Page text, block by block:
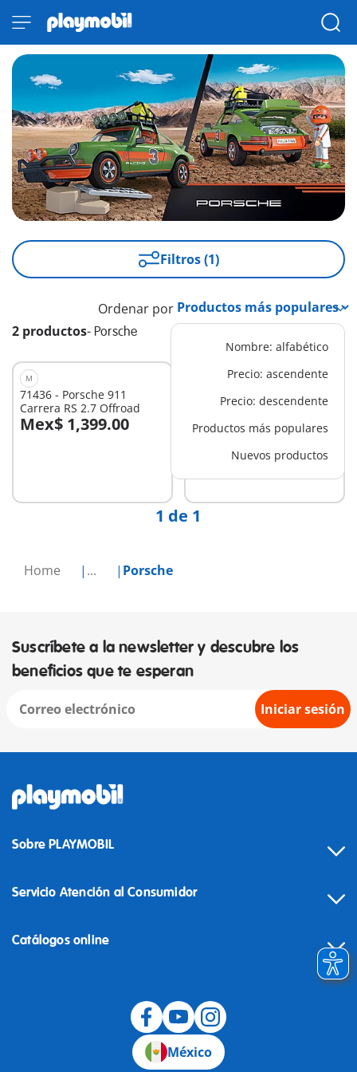
Home ... Porsche
Filtros (1)
2 productos- Porsche
Ordenar por
Nombre: alfabético
Precio: ascendente
Precio: descendente
Productos más populares
Nuevos productos
M
71436 - Porsche 911
Carrera RS 2.7 Offroad
Mex$ 1,399.00
A la cesta
71859 - PLAYMOBIL X
Porsche Carrera GT
Mex$ 399.00
disponible
1 de 1
Suscríbete a la newsletter y descubre los
beneficios que te esperan
Iniciar sesión
Sobre PLAYMOBIL
Servicio Atención al Consumidor
Catálogos online
México